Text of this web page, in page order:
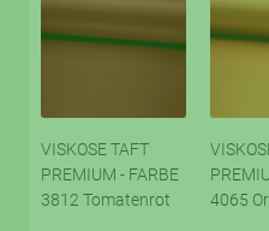
VISKOSE TAFT
PREMIUM - FARBE
3812 Tomatenrot
4065